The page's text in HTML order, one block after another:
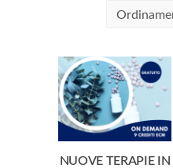
NUOVE TERAPIE IN